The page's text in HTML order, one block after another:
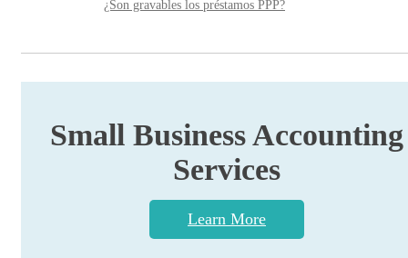
¿Son gravables los préstamos PPP?
Small Business Accounting
Services
Learn More